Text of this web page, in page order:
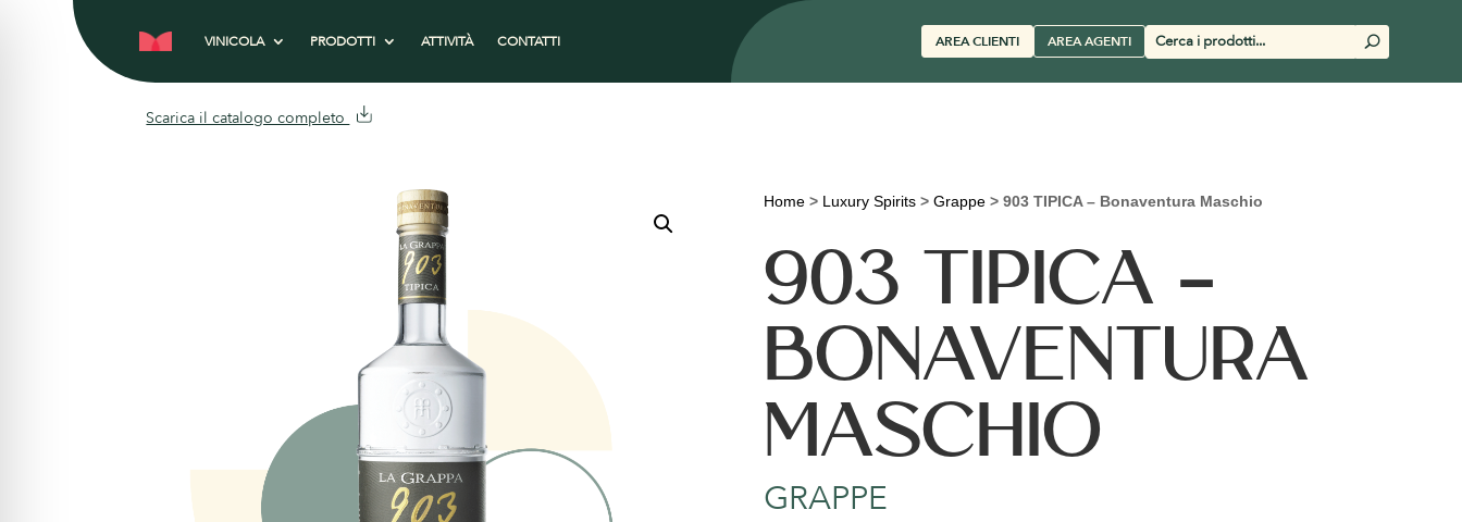
VINICOLA PRODOTTI ATTIVITÀ CONTATTI AREA CLIENTI AREA AGENTI
Cerca
prodotti
U
Scarica il catalogo completo
Home> Luxury Spirits> Grappe> 903 TIPICA – Bonaventura Maschio
903 TIPICA –
BONAVENTURA
MASCHIO
GRAPPE